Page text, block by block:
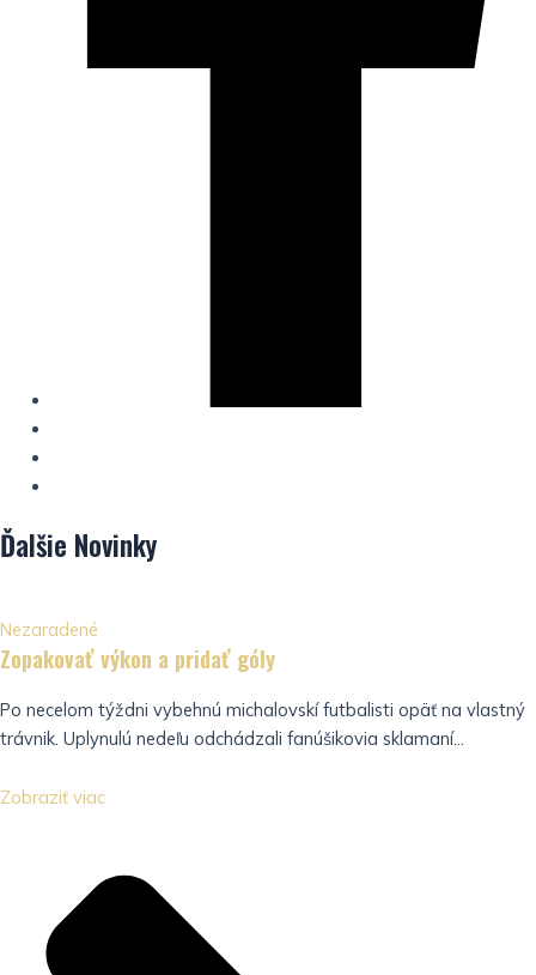
Ďalšie Novinky
Nezaradené
Zopakovať výkon a pridať góly
Po necelom týždni vybehnú michalovskí futbalisti opäť na vlastný
trávnik. Uplynulú nedeľu odchádzali fanúšikovia sklamaní...
Zobraziť viac